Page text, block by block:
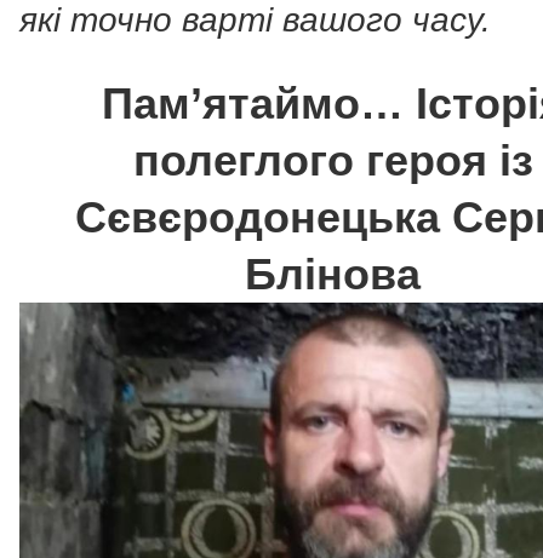
які точно варті вашого часу.
Пам’ятаймо…
полеглого героя із
Сєвєродонецька
Блінова